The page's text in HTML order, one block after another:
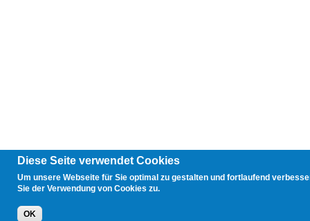
Diese Seite verwendet Cookies
Um unsere Webseite für Sie optimal zu gestalten und fortlaufend
Sie der Verwendung von Cookies zu.
OK